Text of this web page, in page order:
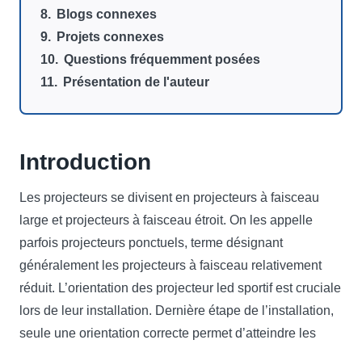
Blogs connexes
Projets connexes
Questions fréquemment posées
Présentation de l'auteur
Introduction
Les projecteurs se divisent en projecteurs à faisceau
large et projecteurs à faisceau étroit. On les appelle
parfois projecteurs ponctuels, terme désignant
généralement les projecteurs à faisceau relativement
réduit. L’orientation des projecteur led sportif est cruciale
lors de leur installation. Dernière étape de l’installation,
seule une orientation correcte permet d’atteindre les